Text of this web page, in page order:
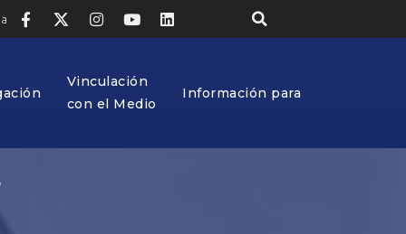
Vinculación
con el Medio
Información para